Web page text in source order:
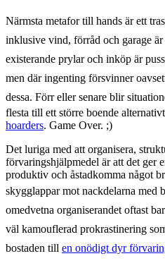
Närmsta metafor till hands är ett
inklusive vind, förråd och garage
existerande prylar och inköp är
men där ingenting försvinner
dessa. Förr eller senare blir
flesta till ett större boende
hoarders. Game Over. ;)
Det luriga med att organisera,
förvaringshjälpmedel är att det ger
produktiv och åstadkomma något
skygglappar mot nackdelarna med
omedvetna organiserandet oftast
väl kamouflerad prokrastinering
bostaden till en onödigt dyr